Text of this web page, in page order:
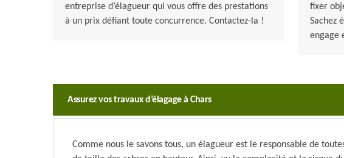
entreprise d’élagueur qui vous offre des prestations
à un prix défiant toute concurrence. Contactez-la !
fixer
Sachez
engage
Assurez vos travaux d’élagage à Chars
Comme nous le savons tous, un élagueur est le responsable de